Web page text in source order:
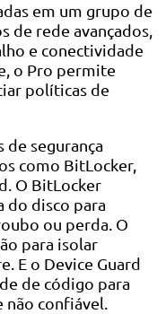
em um grupo de
de rede avançados,
e conectividade
o Pro permite
políticas de
segurança
como BitLocker,
O BitLocker
disco para
ou perda. O
para isolar
E o Device Guard
de código para
não confiável.